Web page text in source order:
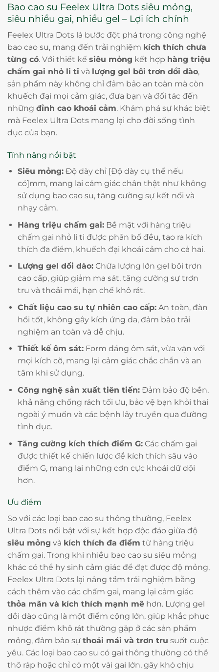
Bao cao su Feelex Ultra Dots siêu mỏng,
siêu nhiều gai, nhiều gel – Lợi ích chính
Feelex Ultra Dots là bước đột phá trong công nghệ
bao cao su, mang đến trải nghiệm kích thích chưa
từng có. Với thiết kế siêu mỏng kết hợp hàng triệu
chấm gai nhỏ li ti và lượng gel bôi trơn dồi dào,
sản phẩm này không chỉ đảm bảo an toàn mà còn
khuếch đại mọi cảm giác, đưa bạn và đối tác đến
những đỉnh cao khoái cảm. Khám phá sự khác biệt
mà Feelex Ultra Dots mang lại cho đời sống tình
dục của bạn.
Tính năng nổi bật
Siêu mỏng:Độ dày chỉ [Độ dày cụ thể nếu
có]mm, mang lại cảm giác chân thật như không
sử dụng bao cao su, tăng cường sự kết nối và
nhạy cảm.
Hàng triệu chấm gai:Bề mặt với hàng triệu
chấm gai nhỏ li ti được phân bố đều, tạo ra kích
thích đa điểm, khuếch đại khoái cảm cho cả hai.
Lượng gel dồi dào:Chứa lượng lớn gel bôi trơn
cao cấp, giúp giảm ma sát, tăng cường sự trơn
tru và thoải mái, hạn chế khô rát.
Chất liệu cao su tự nhiên cao cấp:An toàn, đàn
hồi tốt, không gây kích ứng da, đảm bảo trải
nghiệm an toàn và dễ chịu.
Thiết kế ôm sát:Form dáng ôm sát, vừa vặn với
mọi kích cỡ, mang lại cảm giác chắc chắn và an
tâm khi sử dụng.
Công nghệ sản xuất tiên tiến:Đảm bảo độ bền,
khả năng chống rách tối ưu, bảo vệ bạn khỏi thai
ngoài ý muốn và các bệnh lây truyền qua đường
tình dục.
Tăng cường kích thích điểm G:Các chấm gai
được thiết kế chiến lược để kích thích sâu vào
điểm G, mang lại những cơn cực khoái dữ dội
hơn.
Ưu điểm
So với các loại bao cao su thông thường, Feelex
Ultra Dots nổi bật với sự kết hợp độc đáo giữa độ
siêu mỏng và kích thích đa điểm từ hàng triệu
chấm gai. Trong khi nhiều bao cao su siêu mỏng
khác có thể hy sinh cảm giác để đạt được độ mỏng,
Feelex Ultra Dots lại nâng tầm trải nghiệm bằng
cách thêm vào các chấm gai, mang lại cảm giác
thỏa mãn và kích thích mạnh mẽ hơn. Lượng gel
dồi dào cũng là một điểm cộng lớn, giúp khắc phục
nhược điểm khô rát thường gặp ở các sản phẩm
mỏng, đảm bảo sự thoải mái và trơn tru suốt cuộc
yêu. Các loại bao cao su có gai thông thường có thể
thô ráp hoặc chỉ có một vài gai lớn, gây khó chịu